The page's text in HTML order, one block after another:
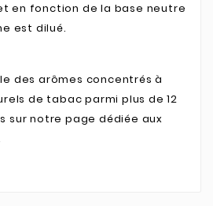
en fonction de la base neutre
est dilué.
des arômes concentrés à
de tabac parmi plus de 12
sur notre page dédiée aux